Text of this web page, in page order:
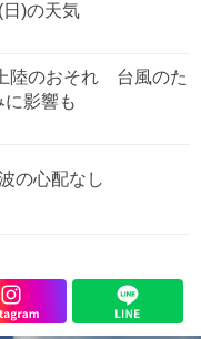
)の天気
陸のおそれ 台風のた
に影響も
の心配なし